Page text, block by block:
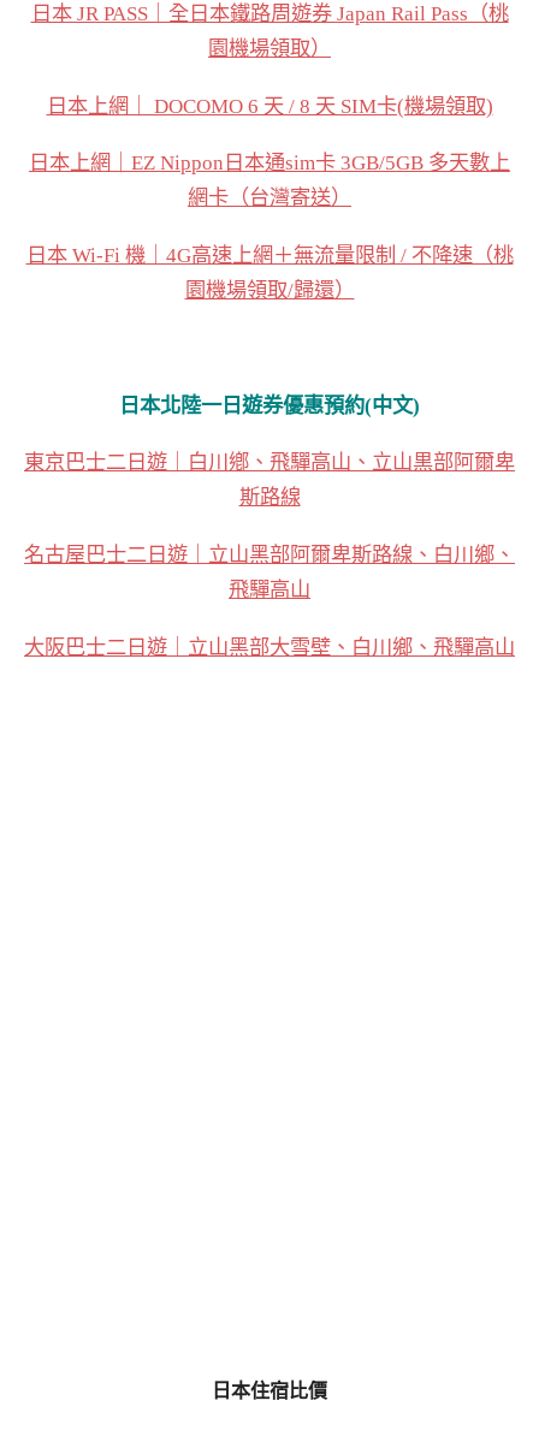
日本 JR PASS｜全日本鐵路周遊券 Japan Rail Pass（桃
園機場領取）
日本上網｜ DOCOMO 6 天 / 8 天 SIM卡(機場領取)
日本上網｜EZ Nippon日本通sim卡 3GB/5GB 多天數上
網卡（台灣寄送）
日本 Wi-Fi 機｜4G高速上網＋無流量限制 / 不降速（桃
園機場領取/歸還）
日本北陸一日遊券優惠預約(中文)
東京巴士二日遊｜白川鄕、飛驒高山、立山黒部阿爾卑
斯路線
名古屋巴士二日遊｜立山黑部阿爾卑斯路線、白川鄉、
飛驒高山
大阪巴士二日遊｜立山黑部大雪壁、白川鄉、飛驒高山
日本住宿比價